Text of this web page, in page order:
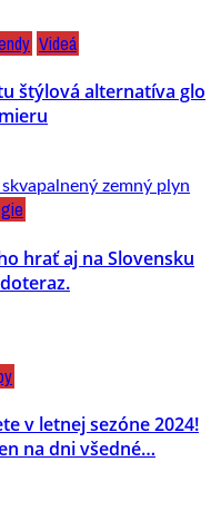
Videá
štýlová alternatíva glo
hrať aj na Slovensku
v letnej sezóne 2024!
na dni všedné…